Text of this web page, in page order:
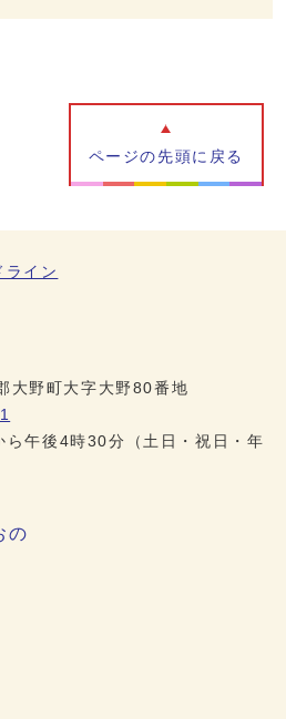
ページの先頭に戻る
ライン
大野町大字大野80番地
ら午後4時30分（土日・祝日・年
の